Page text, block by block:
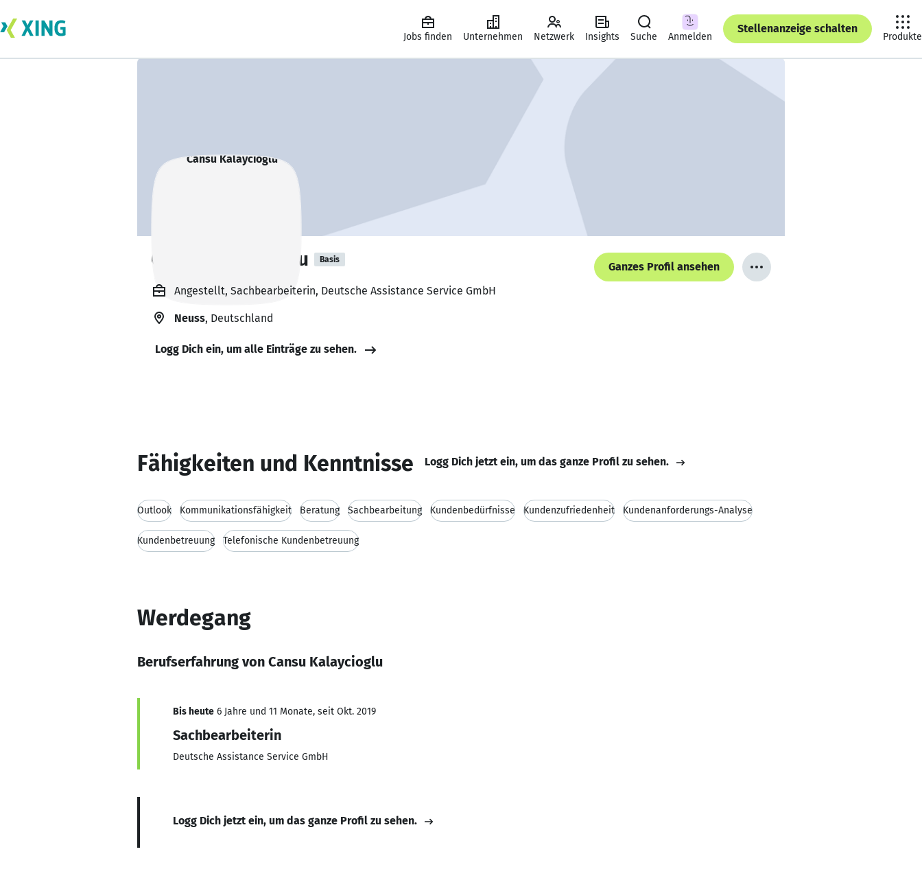
Jobs finden Unternehmen Netzwerk Insights Suche Anmelden
Stellenanzeige schalten
Produkte
Cansu Kalaycioglu Basis
Ganzes Profil ansehen
Angestellt, Sachbearbeiterin, Deutsche Assistance Service GmbH
Neuss, Deutschland
Logg Dich ein, um alle Einträge zu sehen.
Fähigkeiten und Kenntnisse Logg Dich jetzt ein, um das ganze Profil zu sehen.
Outlook Kommunikationsfähigkeit Beratung Sachbearbeitung Kundenbedürfnisse Kundenzufriedenheit Kundenanforderungs-Analyse
Kundenbetreuung Telefonische Kundenbetreuung
Werdegang
Berufserfahrung von Cansu Kalaycioglu
Bis heute 6 Jahre und 11 Monate, seit Okt. 2019
Sachbearbeiterin
Deutsche Assistance Service GmbH
Logg Dich jetzt ein, um das ganze Profil zu sehen.